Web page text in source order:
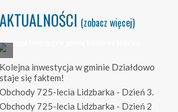
AKTUALNOŚCI (zobacz więcej)
Kolejna inwestycja w gminie Działdowo
staje się faktem!
Obchody 725-lecia Lidzbarka - Dzień 3.
Obchody 725-lecia Lidzbarka - Dzień 2